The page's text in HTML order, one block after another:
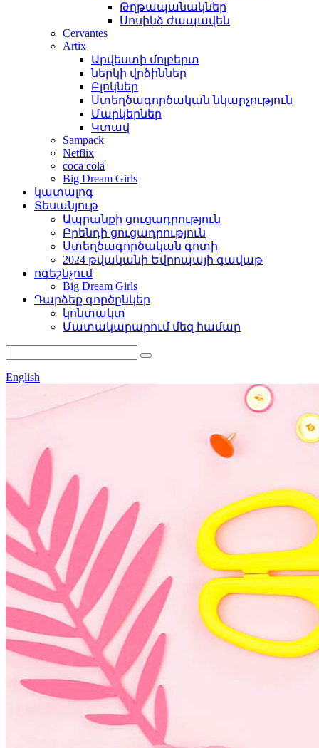
Թղթապանակներ
Սոսինձ ժապավեն
Cervantes
Artix
Արվեստի մոլբերտ
ներկի վրձիններ
Բլոկներ
Ստեղծագործական նկարչություն
Մարկերներ
Կտավ
Sampack
Netflix
coca cola
Big Dream Girls
կատալոգ
Տեսանյութ
Ապրանքի ցուցադրություն
Բրենդի ցուցադրություն
Ստեղծագործական գոտի
2024 թվականի Եվրոպայի գավաթ
ոգեշնչում
Big Dream Girls
Դարձեք գործընկեր
կոնտակտ
Մատակարարում մեզ համար
English